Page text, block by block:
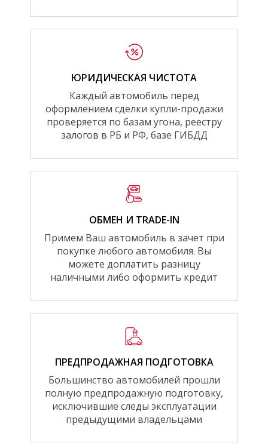
ЮРИДИЧЕСКАЯ ЧИСТОТА
Каждый автомобиль перед
оформлением сделки купли-продажи
проверяется по базам угона, реестру
залогов в РБ и РФ, базе ГИБДД
ОБМЕН И TRADE-IN
Примем Ваш автомобиль в зачет при
покупке любого автомобиля. Вы
можете доплатить разницу
наличными либо оформить кредит
ПРЕДПРОДАЖНАЯ ПОДГОТОВКА
Большинство автомобилей прошли
полную предпродажную подготовку,
исключившие следы эксплуатации
предыдущими владельцами